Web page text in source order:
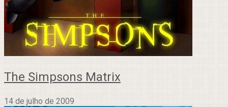
The Simpsons Matrix
14 de julho de 2009